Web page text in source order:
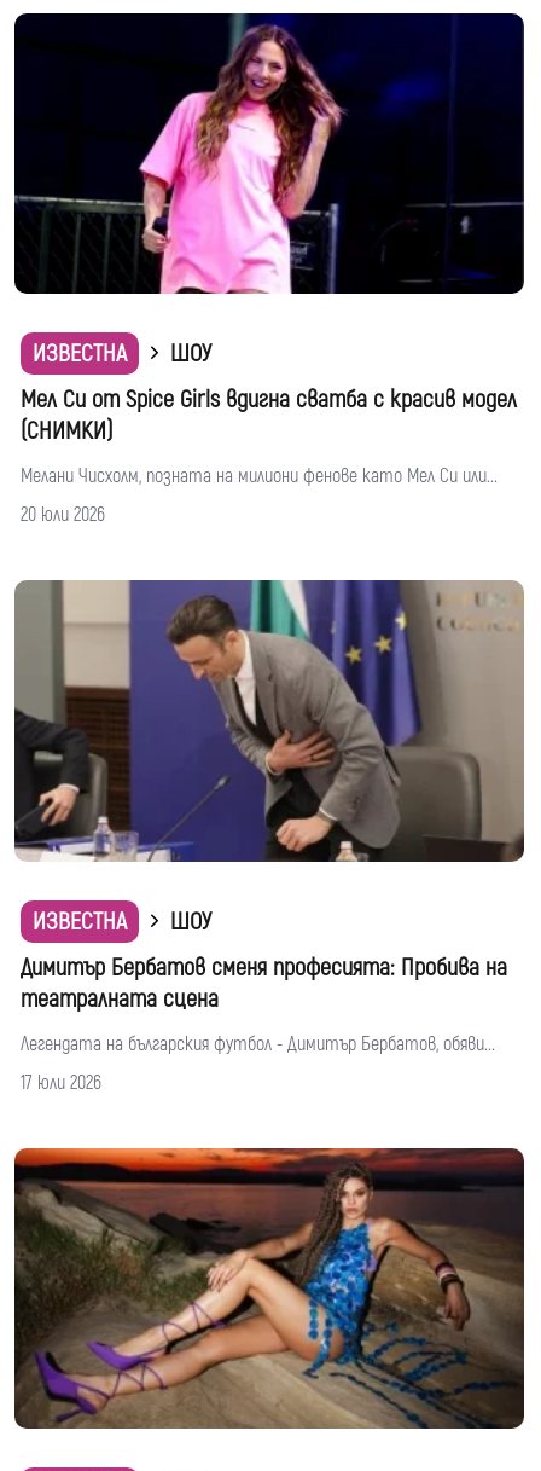
ИЗВЕСТНА
ШОУ
Мел Си от Spice Girls вдигна сватба с красив модел
(СНИМКИ)
Мелани Чисхолм, позната на милиони фенове като Мел Си или...
20 юли 2026
ИЗВЕСТНА
ШОУ
Димитър Бербатов сменя професията: Пробива на
театралната сцена
Легендата на българския футбол - Димитър Бербатов, обяви...
17 юли 2026